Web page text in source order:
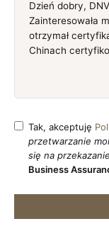
Tak, akceptuję
przetwarzanie
się na
Business